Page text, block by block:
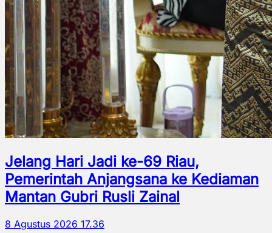
Jelang Hari Jadi ke-69 Riau,
Pemerintah Anjangsana ke Kediaman
Mantan Gubri Rusli Zainal
8 Agustus 2026 17.36